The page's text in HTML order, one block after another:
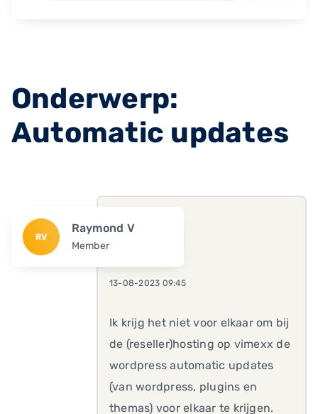
Onderwerp:
Automatic updates
RV
Raymond V
Member
13-08-2023 09:45
Ik krijg het niet voor elkaar om bij
de (reseller)hosting op vimexx de
wordpress automatic updates
(van wordpress, plugins en
themas) voor elkaar te krijgen.